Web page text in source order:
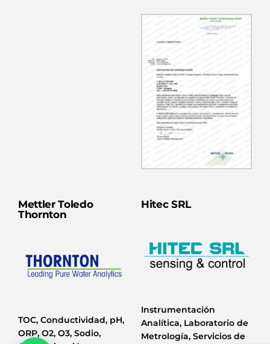
Mettler Toledo
Thornton
TOC, Conductividad, pH,
ORP, O2, O3, Sodio,
Hitec SRL
Instrumentación
Analítica, Laboratorio de
Metrología, Servicios de